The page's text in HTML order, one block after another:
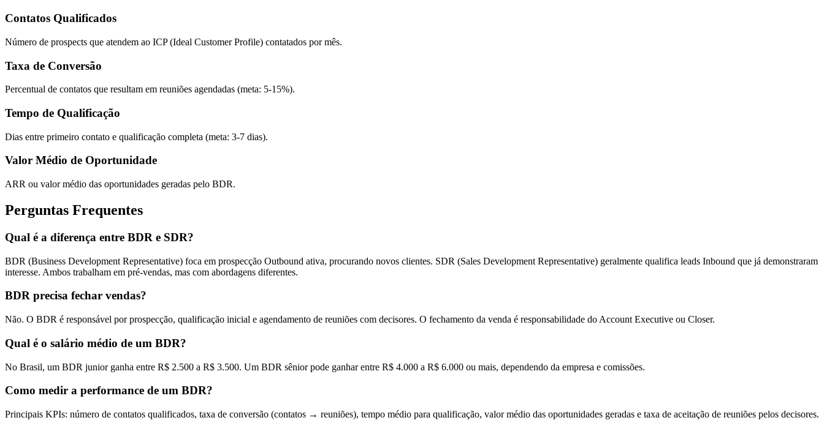
Contatos Qualificados
Número de prospects que atendem ao ICP (Ideal Customer Profile) contatados por mês.
Taxa de Conversão
Percentual de contatos que resultam em reuniões agendadas (meta: 5-15%).
Tempo de Qualificação
Dias entre primeiro contato e qualificação completa (meta: 3-7 dias).
Valor Médio de Oportunidade
ARR ou valor médio das oportunidades geradas pelo BDR.
Perguntas Frequentes
Qual é a diferença entre BDR e SDR?
BDR (Business Development Representative) foca em prospecção Outbound ativa, procurando novos clientes. SDR (Sales Development Representative) geralmente qualifica leads Inbound que já demonstraram
interesse. Ambos trabalham em pré-vendas, mas com abordagens diferentes.
BDR precisa fechar vendas?
Não. O BDR é responsável por prospecção, qualificação inicial e agendamento de reuniões com decisores. O fechamento da venda é responsabilidade do Account Executive ou Closer.
Qual é o salário médio de um BDR?
No Brasil, um BDR junior ganha entre R$ 2.500 a R$ 3.500. Um BDR sênior pode ganhar entre R$ 4.000 a R$ 6.000 ou mais, dependendo da empresa e comissões.
Como medir a performance de um BDR?
Principais KPIs: número de contatos qualificados, taxa de conversão (contatos → reuniões), tempo médio para qualificação, valor médio das oportunidades geradas e taxa de aceitação de reuniões pelos decisores.